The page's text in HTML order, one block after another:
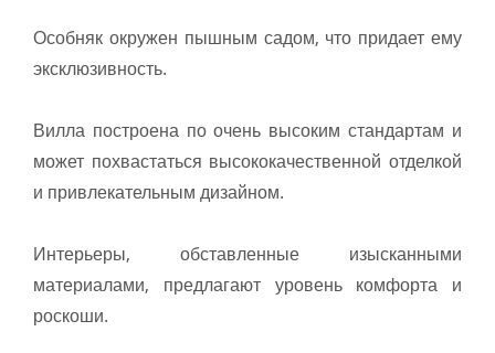
Особняк окружен пышным садом, что придает ему
эксклюзивность.
Вилла построена по очень высоким стандартам и
может похвастаться высококачественной отделкой
и привлекательным дизайном.
Интерьеры, обставленные изысканными
материалами, предлагают уровень комфорта и
роскоши.